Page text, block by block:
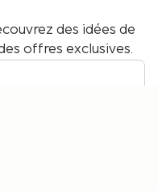
des idées de
offres exclusives.